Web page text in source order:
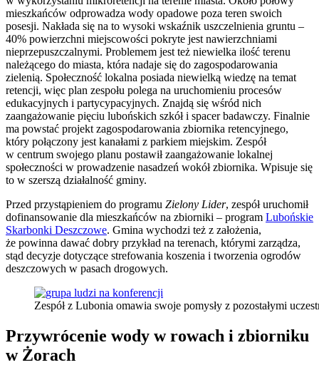
mieszkańców odprowadza wody opadowe poza teren swoich
posesji. Nakłada się na to wysoki wskaźnik uszczelnienia gruntu –
40% powierzchni miejscowości pokryte jest nawierzchniami
nieprzepuszczalnymi. Problemem jest też niewielka ilość terenu
należącego do miasta, która nadaje się do zagospodarowania
zielenią. Społeczność lokalna posiada niewielką wiedzę na temat
retencji, więc plan zespołu polega na uruchomieniu procesów
edukacyjnych i partycypacyjnych. Znajdą się wśród nich
zaangażowanie pięciu lubońskich szkół i spacer badawczy. Finalnie
ma powstać projekt zagospodarowania zbiornika retencyjnego,
który połączony jest kanałami z parkiem miejskim. Zespół
w centrum swojego planu postawił zaangażowanie lokalnej
społeczności w prowadzenie nasadzeń wokół zbiornika. Wpisuje się
to w szerszą działalność gminy.
Przed przystąpieniem do programu Zielony Lider, zespół uruchomił
dofinansowanie dla mieszkańców na zbiorniki – program Lubońskie
Skarbonki Deszczowe. Gmina wychodzi też z założenia,
że powinna dawać dobry przykład na terenach, którymi zarządza,
stąd decyzje dotyczące strefowania koszenia i tworzenia ogrodów
deszczowych w pasach drogowych.
Zespół z Lubonia omawia swoje pomysły z pozostałymi
Przywrócenie wody w rowach i zbiorniku
w Żorach